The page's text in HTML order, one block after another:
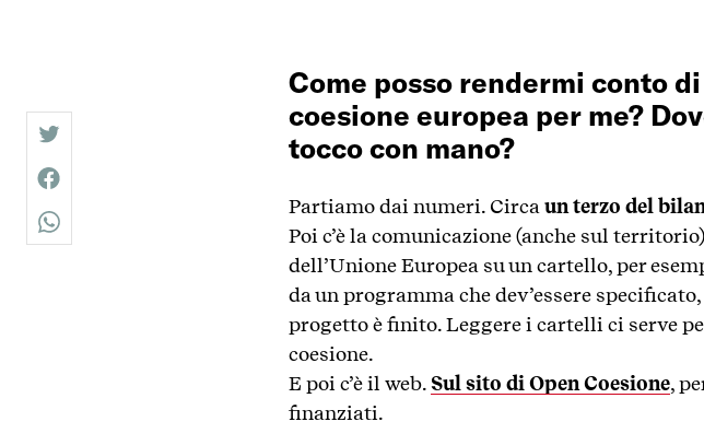
twitter
facebook
whatsapp
Come posso rendermi conto
coesione europea per me?
tocco con mano?
Partiamo dai numeri. Circa un terzo del
Poi c’è la comunicazione (anche sul
dell’Unione Europea su un cartello, per
da un programma che dev’essere
progetto è finito. Leggere i cartelli ci serve
coesione.
E poi c’è il web.Sul sito di Open Coesione,
finanziati.